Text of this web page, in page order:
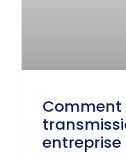
entreprise